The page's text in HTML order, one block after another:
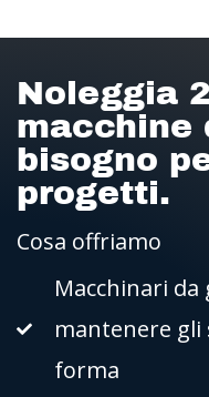
Noleggia
macchine
bisogno
progetti.
Cosa offriamo
Macchinari
mantenere
forma